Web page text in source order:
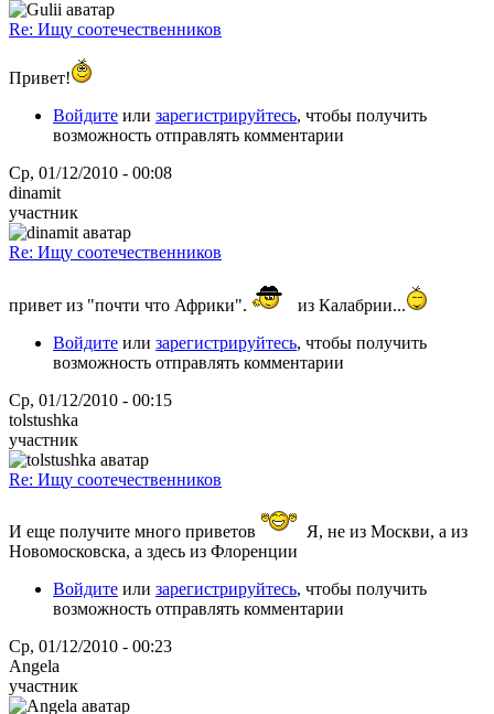
Re: Ищу соотечественников
Привет!
Войдите или зарегистрируйтесь, чтобы получить
возможность отправлять комментарии
Ср, 01/12/2010 - 00:08
dinamit
участник
Re: Ищу соотечественников
привет из "почти что Африки".
из Калабрии...
Войдите или зарегистрируйтесь, чтобы получить
возможность отправлять комментарии
Ср, 01/12/2010 - 00:15
tolstushka
участник
Re: Ищу соотечественников
И еще получите много приветов
Я, не из Москви, а из
Новомосковска, а здесь из Флоренции
Войдите или зарегистрируйтесь, чтобы получить
возможность отправлять комментарии
Ср, 01/12/2010 - 00:23
Angela
участник